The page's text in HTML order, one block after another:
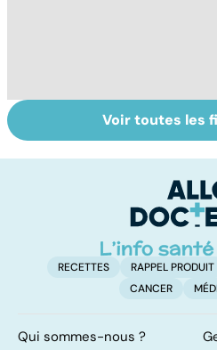
Faire du sport à
domicile, c'est
Voir toutes les
RECETTES RAPPEL PRODUIT
CANCER
Qui sommes-nous ?